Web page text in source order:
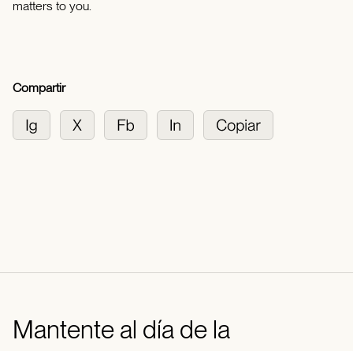
matters to you.
Compartir
Mantente al día de la